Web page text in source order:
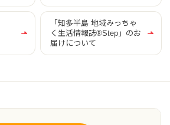
「知多半島 地域みっちゃ
く生活情報誌®Step」のお
届けについて